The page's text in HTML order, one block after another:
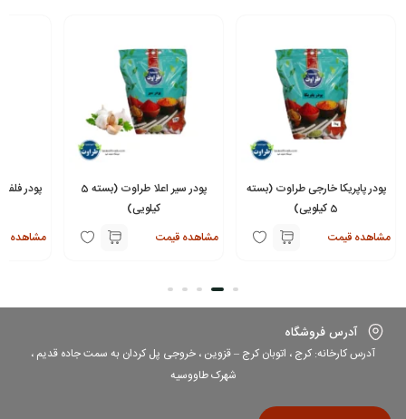
پودر پاپریکا خارجی طراوت (بسته
5 کیلویی)
مشاهده قیمت
پودر سیر اعلا طراوت (بسته 5
کیلویی)
مشاهده قیمت
پودر
مشاهده
آدرس فروشگاه
آدرس کارخانه: کرج ، اتوبان کرج – قزوین ، خروجی پل کردان به سمت جاده قدیم ،
شهرک طاووسیه